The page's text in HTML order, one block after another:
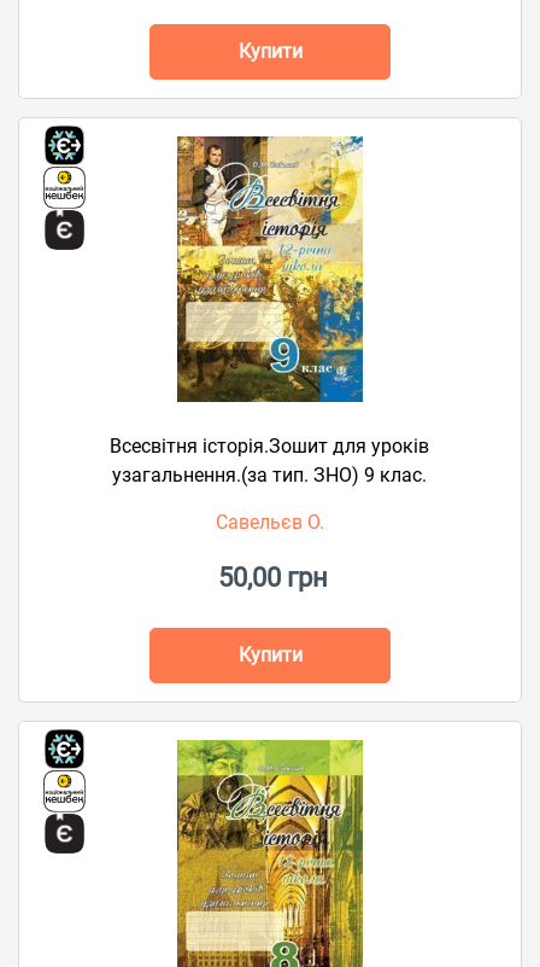
Купити
Всесвітня історія.Зошит для уроків
узагальнення.(за тип. ЗНО) 9 клас.
Савельєв О.
50,00 грн
Купити